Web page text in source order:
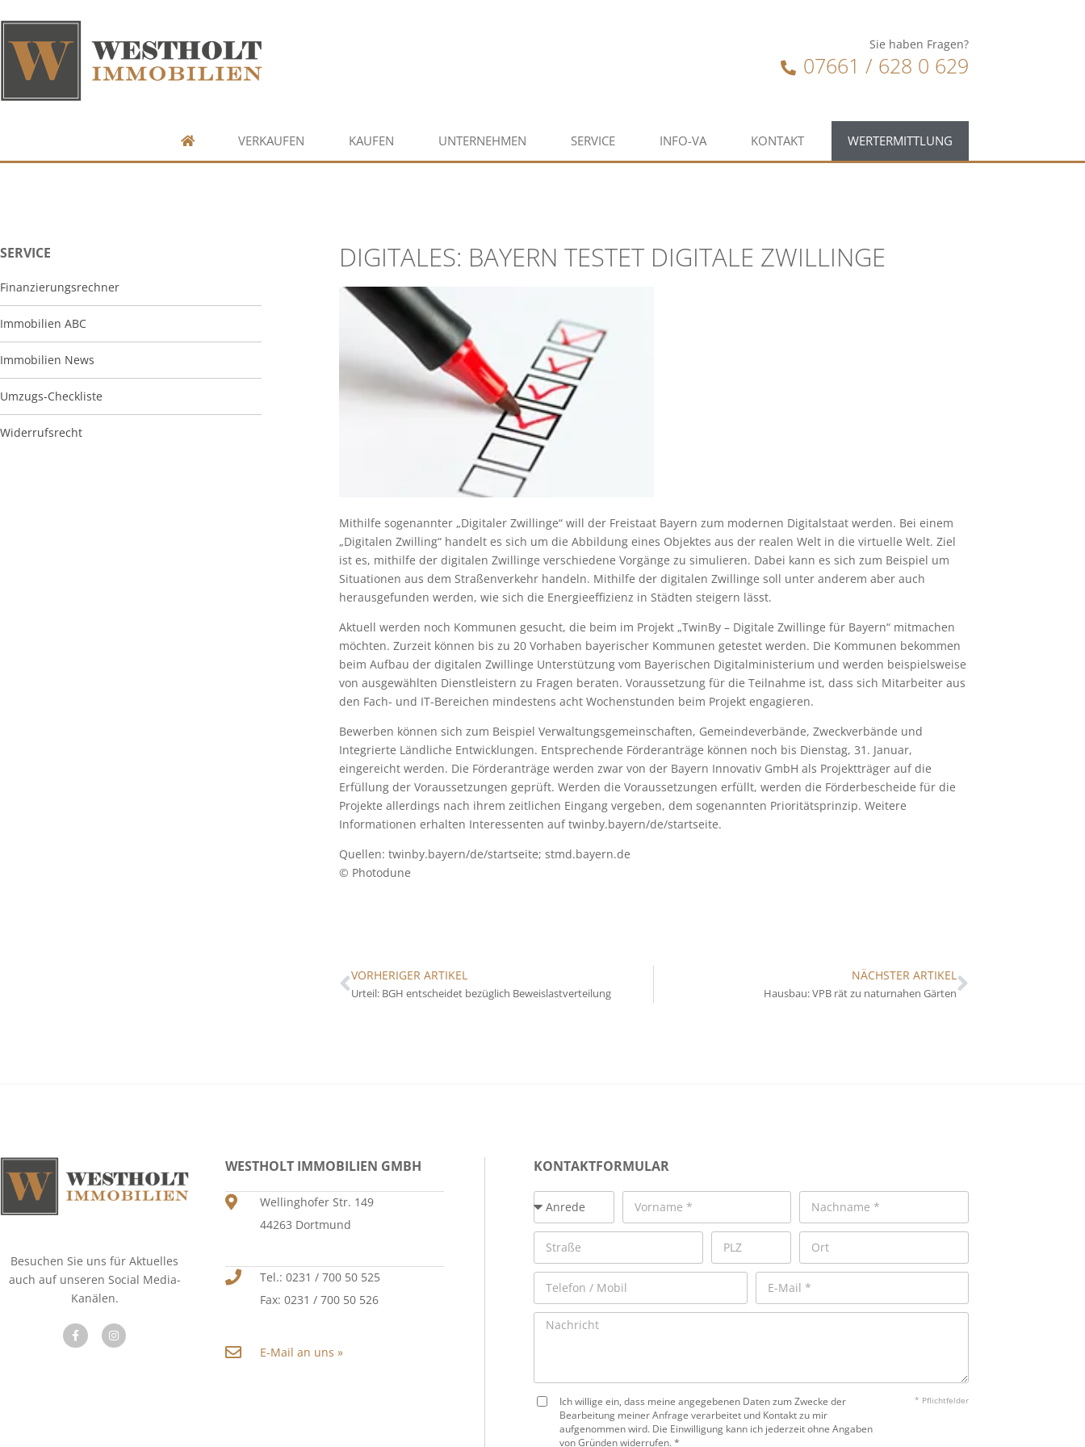
Sie haben Fragen?
07661 / 628 0 629
VERKAUFEN KAUFEN UNTERNEHMEN SERVICE INFO-VA KONTAKT WERTERMITTLUNG
SERVICE
Finanzierungsrechner
Immobilien ABC
Immobilien News
Umzugs-Checkliste
Widerrufsrecht
DIGITALES: BAYERN TESTET DIGITALE ZWILLINGE
Mithilfe sogenannter „Digitaler Zwillinge“ will der Freistaat Bayern zum modernen Digitalstaat werden. Bei einem
„Digitalen Zwilling“ handelt es sich um die Abbildung eines Objektes aus der realen Welt in die virtuelle Welt. Ziel
ist es, mithilfe der digitalen Zwillinge verschiedene Vorgänge zu simulieren. Dabei kann es sich zum Beispiel um
Situationen aus dem Straßenverkehr handeln. Mithilfe der digitalen Zwillinge soll unter anderem aber auch
herausgefunden werden, wie sich die Energieeffizienz in Städten steigern lässt.
Aktuell werden noch Kommunen gesucht, die beim im Projekt „TwinBy – Digitale Zwillinge für Bayern“ mitmachen
möchten. Zurzeit können bis zu 20 Vorhaben bayerischer Kommunen getestet werden. Die Kommunen bekommen
beim Aufbau der digitalen Zwillinge Unterstützung vom Bayerischen Digitalministerium und werden beispielsweise
von ausgewählten Dienstleistern zu Fragen beraten. Voraussetzung für die Teilnahme ist, dass sich Mitarbeiter aus
den Fach- und IT-Bereichen mindestens acht Wochenstunden beim Projekt engagieren.
Bewerben können sich zum Beispiel Verwaltungsgemeinschaften, Gemeindeverbände, Zweckverbände und
Integrierte Ländliche Entwicklungen. Entsprechende Förderanträge können noch bis Dienstag, 31. Januar,
eingereicht werden. Die Förderanträge werden zwar von der Bayern Innovativ GmbH als Projektträger auf die
Erfüllung der Voraussetzungen geprüft. Werden die Voraussetzungen erfüllt, werden die Förderbescheide für die
Projekte allerdings nach ihrem zeitlichen Eingang vergeben, dem sogenannten Prioritätsprinzip. Weitere
Informationen erhalten Interessenten auf twinby.bayern/de/startseite.
Quellen: twinby.bayern/de/startseite; stmd.bayern.de
© Photodune
VORHERIGER ARTIKEL
Urteil: BGH entscheidet bezüglich Beweislastverteilung
NÄCHSTER ARTIKEL
Hausbau: VPB rät zu naturnahen Gärten
Besuchen Sie uns für Aktuelles
auch auf unseren Social Media-
Kanälen.
WESTHOLT IMMOBILIEN GMBH
Wellinghofer Str. 149
44263 Dortmund
Tel.: 0231 / 700 50 525
Fax: 0231 / 700 50 526
E-Mail an uns »
KONTAKTFORMULAR
Ich willige ein, dass meine angegebenen Daten zum Zwecke der
Bearbeitung meiner Anfrage verarbeitet und Kontakt zu mir
aufgenommen wird. Die Einwilligung kann ich jederzeit ohne Angaben
von Gründen widerrufen. *
* Pflichtfelder